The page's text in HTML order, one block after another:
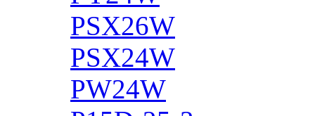
PSX26W
PSX24W
PW24W